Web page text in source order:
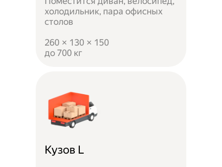
холодильник, пара офисных
столов
260 × 130 × 150
до 700 кг
Кузов L